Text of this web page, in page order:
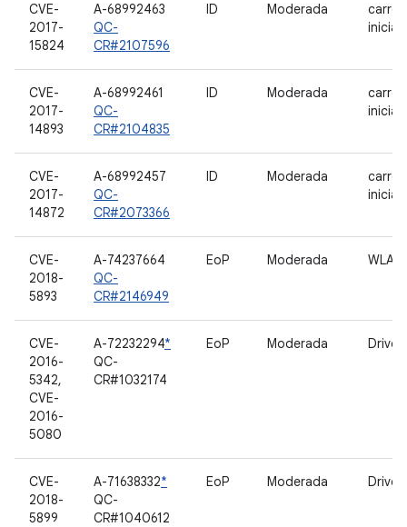
CVE-
2017-
15824
A-68992463
QC-
CR#2107596
ID Moderada
CVE-
2017-
14893
A-68992461
QC-
CR#2104835
ID Moderada
CVE-
2017-
14872
A-68992457
QC-
CR#2073366
ID Moderada
CVE-
2018-
5893
A-74237664
QC-
CR#2146949
EoP Moderada WLAN
CVE-
2016-
5342,
CVE-
2016-
5080
A-72232294*
QC-
CR#1032174
EoP Moderada Driver
CVE-
2018-
5899
A-71638332*
QC-
CR#1040612
EoP Moderada Driver